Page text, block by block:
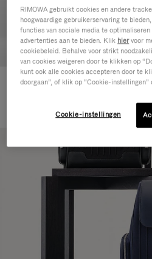
Never Still - Leer Toilettas
RIMOWA gebruikt cookies en andere
hoogwaardige gebruikerservaring te
functies van sociale media te
advertenties aan te bieden. Klik hiervoor
cookiebeleid. Behalve voor strikt
van cookies weigeren door te klikken op
kunt ook alle cookies accepteren door te
doorgaan”, of klik op “Cookie-
Cookie-instellingen